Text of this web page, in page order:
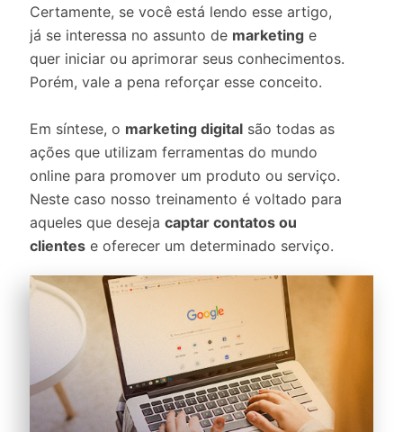
Certamente, se você está lendo esse artigo,
já se interessa no assunto de marketing e
quer iniciar ou aprimorar seus conhecimentos.
Porém, vale a pena reforçar esse conceito.
Em síntese, o marketing digital são todas as
ações que utilizam ferramentas do mundo
online para promover um produto ou serviço.
Neste caso nosso treinamento é voltado para
aqueles que deseja captar contatos ou
clientes e oferecer um determinado serviço.